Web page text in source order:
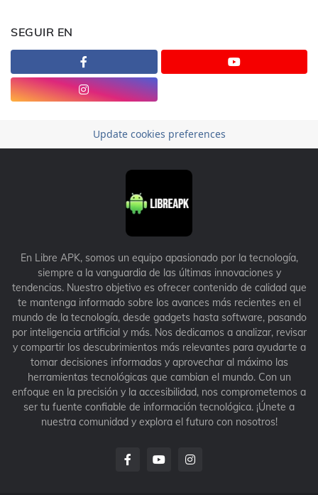
SEGUIR EN
Update cookies preferences
En Libre APK, somos un equipo apasionado por la tecnología,
siempre a la vanguardia de las últimas innovaciones y
tendencias. Nuestro objetivo es ofrecer contenido de calidad que
te mantenga informado sobre los avances más recientes en el
mundo de la tecnología, desde gadgets hasta software, pasando
por inteligencia artificial y más. Nos dedicamos a analizar, revisar
y compartir los descubrimientos más relevantes para ayudarte a
tomar decisiones informadas y aprovechar al máximo las
herramientas tecnológicas que cambian el mundo. Con un
enfoque en la precisión y la accesibilidad, nos comprometemos a
ser tu fuente confiable de información tecnológica. ¡Únete a
nuestra comunidad y explora el futuro con nosotros!